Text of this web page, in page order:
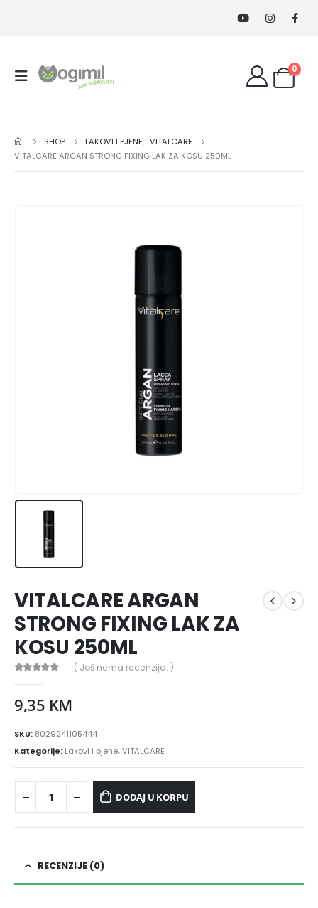
0
SHOP LAKOVI I PJENE, VITALCARE
VITALCARE ARGAN STRONG FIXING LAK ZA KOSU 250ML
VITALCARE ARGAN
STRONG FIXING LAK ZA
KOSU 250ML
( Još nema recenzija. )
9,35 KM
SKU: 8029241105444
Kategorije: Lakovi i pjene,VITALCARE
DODAJ U KORPU
RECENZIJE (0)